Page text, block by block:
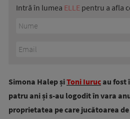
Intră în lumea ELLE pentru a afla
Simona Halep șiToni Iuruc au fost
patru ani și s-au logodit în vara
proprietatea pe care jucătoarea